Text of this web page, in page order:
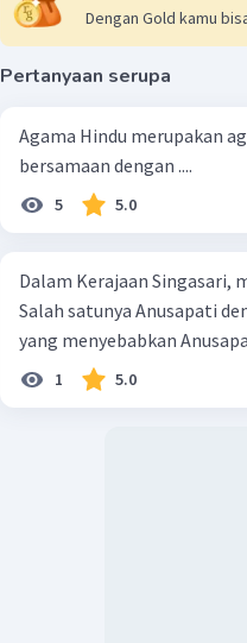
Dengan Gold kamu
Pertanyaan serupa
Agama Hindu merupakan
bersamaan dengan ....
5 5.0
Dalam Kerajaan Singasari,
Salah satunya Anusapati
yang menyebabkan
1 5.0